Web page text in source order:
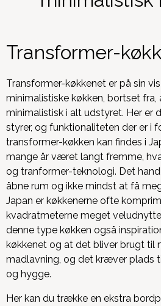
Transformer-
Transformer-køkkenet er på sin
minimalistiske køkken, bortset fra,
minimalistisk i alt udstyret. Her er
styrer, og funktionaliteten der er i
transformer-køkken kan findes i
mange år været langt fremme,
og tranformer-teknologi. Det
åbne rum og ikke mindst at få
Japan er køkkenerne ofte
kvadratmeterne meget
denne type køkken også
køkkenet og at det bliver brugt til
madlavning, og det kræver plads
og hygge.
Her kan du trække en ekstra